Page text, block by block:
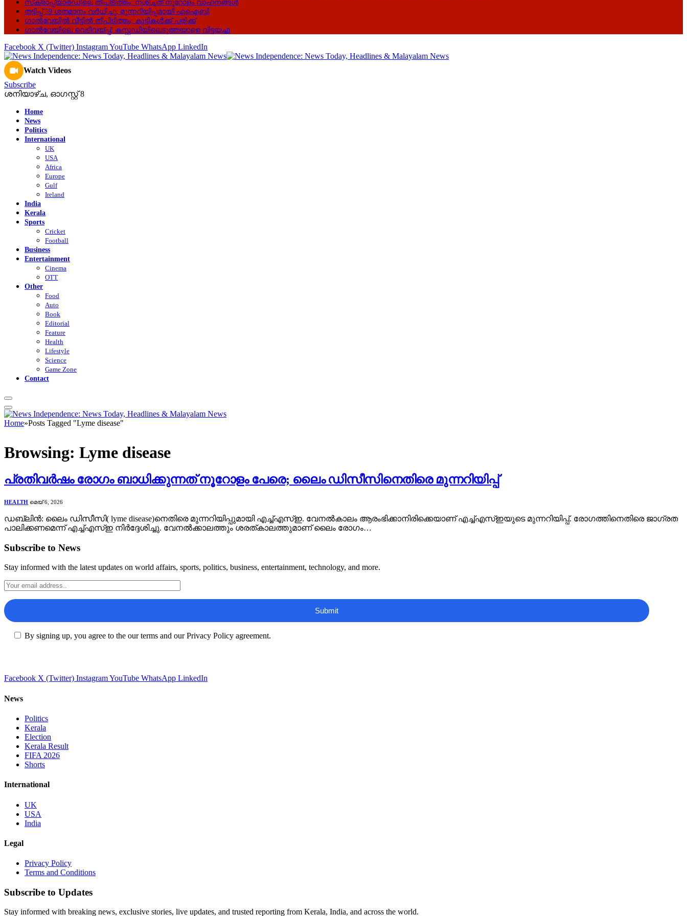
സ്‌ക്രാപ്പ്‌യാർഡിലെ തീപിടിത്തം; നശിച്ചത് നൂറോളം വാഹനങ്ങൾ
തട്ടിപ്പ് 59 ശതമാനം വർധിച്ചു; മുന്നറിയിപ്പമായി എഐബി
ഗാൽവേയിൽ വീട്ടിൽ തീപിടിത്തം; കുട്ടികൾക്ക് പരിക്ക്
ഗാൽവേയിലെ വെടിവയ്പ്പ്; കസ്റ്റഡിയിലെടുത്തയാളെ വിട്ടയച്ചു
Facebook X (Twitter) InstagramYouTube WhatsApp LinkedIn
Watch Videos
Subscribe
ശനിയാഴ്‌ച, ഓഗസ്റ്റ്‌ 8
Home
News
Politics
International
UK
USA
Africa
Europe
Gulf
Ireland
India
Kerala
Sports
Cricket
Football
Business
Entertainment
Cinema
OTT
Other
Food
Auto
Book
Editorial
Feature
Health
Lifestyle
Science
Game Zone
Contact
Home»Posts Tagged "Lyme disease"
Browsing: Lyme disease
പ്രതിവർഷം രോഗം ബാധിക്കുന്നത് നൂറോളം പേരെ; ലൈം ഡിസീസിനെതിരെ മുന്നറിയിപ്പ്
HEALTH മെയ്‌ 6, 2026
ഡബ്ലിൻ: ലൈം ഡിസീസി( lyme disease)നെതിരെ മുന്നറിയിപ്പുമായി എച്ച്എസ്ഇ. വേനൽകാലം ആരംഭിക്കാനിരിക്കെയാണ് എച്ച്എസ്ഇയുടെ മുന്നറിയിപ്പ്. രോഗത്തിനെതിരെ ജാഗ്രത
പാലിക്കണമെന്ന് എച്ച്എസ്ഇ നിർദ്ദേശിച്ചു. വേനൽക്കാലത്തും ശരത്കാലത്തുമാണ് ലൈം രോഗം…
Subscribe to News
Stay informed with the latest updates on world affairs, sports, politics, business, entertainment, technology, and more.
By signing up, you agree to the our terms and our Privacy Policy agreement.
Facebook X (Twitter) InstagramYouTube WhatsApp LinkedIn
News
Politics
Kerala
Election
Kerala Result
FIFA 2026
Shorts
International
UK
USA
India
Legal
Privacy Policy
Terms and Conditions
Subscribe to Updates
Stay informed with breaking news, exclusive stories, live updates, and trusted reporting from Kerala, India, and across the world.